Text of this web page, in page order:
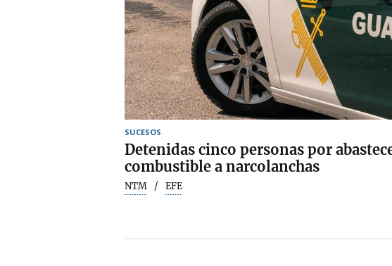
SUCESOS
Detenidas cinco personas por
combustible a narcolanchas
NTM EFE